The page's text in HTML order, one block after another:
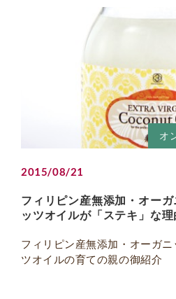
オ
2015/08/21
フィリピン産無添加・オー
ッツオイルが「ステキ」な理
フィリピン産無添加・オーガ
ツオイルの育ての親の御紹介